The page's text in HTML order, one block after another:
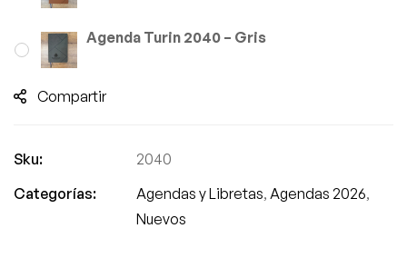
Agenda Turin 2040 – Gris
Compartir
Sku:
2040
Categorías:
Agendas y Libretas, Agendas 2026,
Nuevos